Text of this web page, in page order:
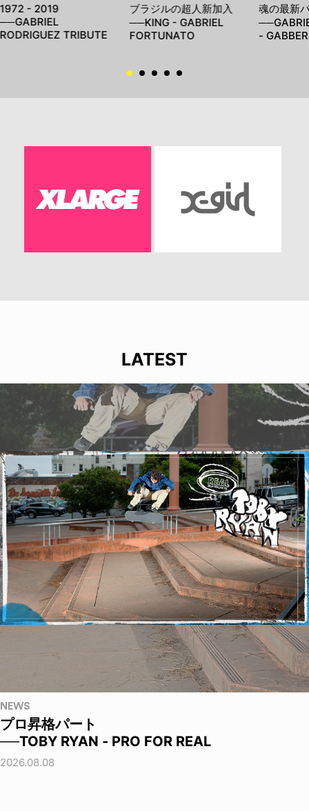
1972 - 2019
──GABRIEL
RODRIGUEZ TRIBUTE
ブラジルの超人新加入
──KING - GABRIEL
FORTUNATO
魂の最新
-
LATEST
NEWS
プロ昇格パート
──TOBY RYAN - PRO FOR REAL
2026.08.08